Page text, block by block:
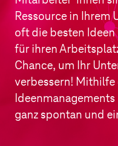
Ressource in Ihrem
oft die besten
für ihren
Chance, um Ihr
verbessern!
ganz spontan und